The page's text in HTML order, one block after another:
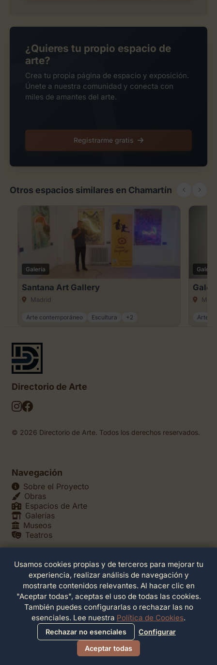
¿Quieres tu propio espacio de
arte?
Crea tu propia página de espacio y exposición.
Únete a nuestra comunidad y conecta con
miles de amantes del arte.
Registrarme gratis
Otros espacios similares en Chamartín
Galería
Santana Art Gallery
Madrid
Arte contemporáneo Escultura +2
Galería
Arte
Directorio de Arte
© 2026 Directorio de Arte. Todos los derechos reservados.
Navegación
Sobre el Proyecto
Obras
Espacios de Arte
Galerías
Museos
Teatros
Legales
Política de Privacidad
Política de Cookies
Configuración de Cookies
Términos de Servicio
Contacto
Usamos cookies propias y de terceros para mejorar tu
experiencia, realizar análisis de navegación y
mostrarte contenidos relevantes. Al hacer clic en
"Aceptar todas", aceptas el uso de todas las cookies.
También puedes configurarlas o rechazar las no
esenciales. Lee nuestra Política de Cookies.
Rechazar no esenciales
Configurar
Aceptar todas